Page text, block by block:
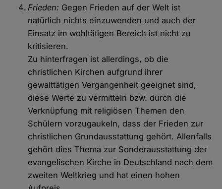
Frieden: Gegen Frieden auf der Welt ist
natürlich nichts einzuwenden und auch der
Einsatz im wohltätigen Bereich ist nicht zu
kritisieren.
Zu hinterfragen ist allerdings, ob die
christlichen Kirchen aufgrund ihrer
gewalttätigen Vergangenheit geeignet sind,
diese Werte zu vermitteln bzw. durch die
Verknüpfung mit religiösen Themen den
Schülern vorzugaukeln, dass der Frieden zur
christlichen Grundausstattung gehört. Allenfalls
gehört dies Thema zur Sonderausstattung der
evangelischen Kirche in Deutschland nach dem
zweiten Weltkrieg und hat einen hohen